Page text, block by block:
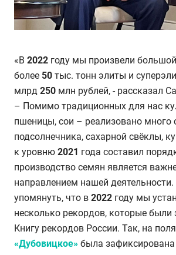
«В 2022 году мы произвели
более 50 тыс. тонн элиты и
млрд 250 млн рублей, - рассказал
– Помимо традиционных для нас
пшеницы, сои – реализовано много
подсолнечника, сахарной свёклы,
к уровню 2021 года составил
производство семян является
направлением нашей деятельности.
упомянуть, что в 2022 году мы
несколько рекордов, которые были
Книгу рекордов России. Так, на
«Дубовицкое» была